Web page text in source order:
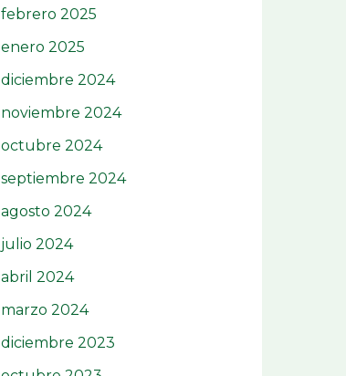
febrero 2025
enero 2025
diciembre 2024
noviembre 2024
octubre 2024
septiembre 2024
agosto 2024
julio 2024
abril 2024
marzo 2024
diciembre 2023